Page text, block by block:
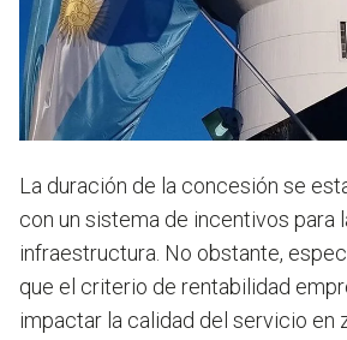
La duración de la concesión se
con un sistema de incentivos para
infraestructura. No obstante,
que el criterio de rentabilidad
impactar la calidad del servicio en